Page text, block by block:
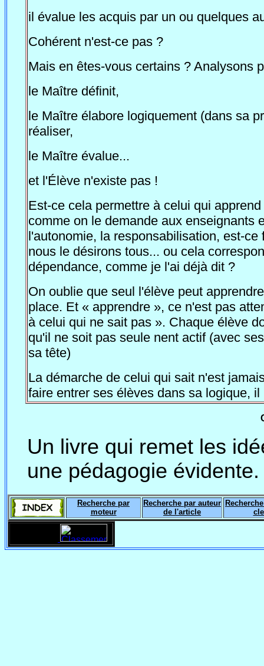
il évalue les acquis par un ou quelques
Cohérent n'est-ce pas ?
Mais en êtes-vous certains ? Analysons
le Maître définit,
le Maître élabore logiquement (dans sa
réaliser,
le Maître évalue...
et l'Élève n'existe pas !
Est-ce cela permettre à celui qui
comme on le demande aux enseignants
l'autonomie, la responsabilisation, est-
nous le désirons tous... ou cela
dépendance, comme je l'ai déjà dit ?
On oublie que seul l'élève peut
place. Et « apprendre », ce n'est pas
à celui qui ne sait pas ». Chaque élève
qu'il ne soit pas seule nent actif (avec
sa tête)
La démarche de celui qui sait n'est
faire entrer ses élèves dans sa logique,
Un livre qui remet les
une pédagogie
Recherche par
moteur
Recherche par auteur
de l'article